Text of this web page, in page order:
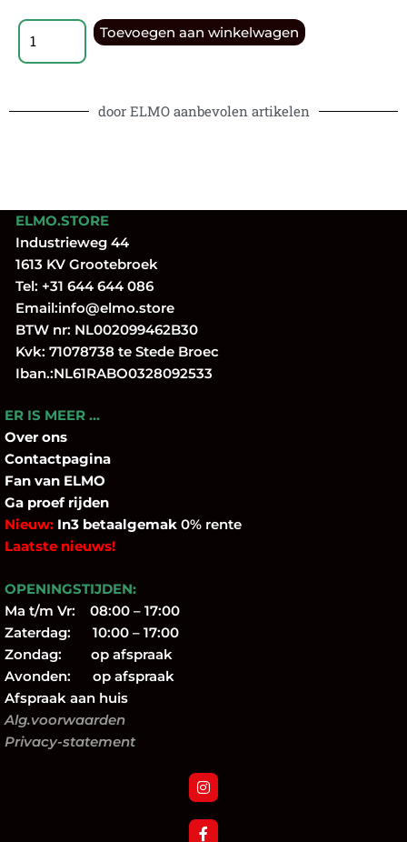
Toevoegen aan winkelwagen
door ELMO aanbevolen artikelen
ELMO.STORE
Industrieweg 44
1613 KV Grootebroek
Tel: +31 644 644 086
Email:info@elmo.store
BTW nr: NL002099462B30
Kvk: 71078738 te Stede Broec
Iban.:NL61RABO0328092533
ER IS MEER …
Over ons
Contactpagina
Fan van ELMO
Ga proef rijden
Nieuw: In3 betaalgemak 0% rente
Laatste nieuws!
OPENINGSTIJDEN:
Ma t/m Vr: 08:00 – 17:00
Zaterdag: 10:00 – 17:00
Zondag: op afspraak
Avonden: op afspraak
Afspraak aan huis
Alg.voorwaarden
Privacy-statement